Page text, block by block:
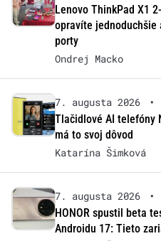
Lenovo ThinkPad X1
opravíte jednoduchšie
porty
Ondrej Macko
7. augusta 2026 •
Tlačidlové AI telefóny
má to svoj dôvod
Katarína Šimková
7. augusta 2026 •
HONOR spustil beta
Androidu 17: Tieto